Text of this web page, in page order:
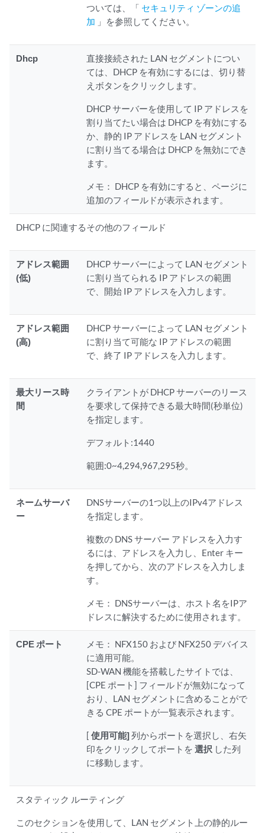
ついては、「 セキュリティ ゾーンの追
加 」を参照してください。
Dhcp
直接接続された LAN セグメントについ
ては、DHCP を有効にするには、切り替
えボタンをクリックします。
DHCP サーバーを使用して IP アドレスを
割り当てたい場合は DHCP を有効にする
か、静的 IP アドレスを LAN セグメント
に割り当てる場合は DHCP を無効にでき
ます。
メモ： DHCP を有効にすると、ページに
追加のフィールドが表示されます。
DHCP に関連するその他のフィールド
アドレス範囲
(低)
DHCP サーバーによって LAN セグメント
に割り当てられる IP アドレスの範囲
で、開始 IP アドレスを入力します。
アドレス範囲
(高)
DHCP サーバーによって LAN セグメント
に割り当て可能な IP アドレスの範囲
で、終了 IP アドレスを入力します。
最大リース時
間
クライアントが DHCP サーバーのリース
を要求して保持できる最大時間(秒単位)
を指定します。
デフォルト:1440
範囲:0~4,294,967,295秒。
ネームサーバ
ー
DNSサーバーの1つ以上のIPv4アドレス
を指定します。
複数の DNS サーバー アドレスを入力す
るには、アドレスを入力し、Enter キー
を押してから、次のアドレスを入力しま
す。
メモ： DNSサーバーは、ホスト名をIPア
ドレスに解決するために使用されます。
CPE ポート メモ： NFX150 および NFX250 デバイス
に適用可能。
SD-WAN 機能を搭載したサイトでは、
[CPE ポート] フィールドが無効になって
おり、LAN セグメントに含めることがで
きる CPE ポートが一覧表示されます。
[使用可能]列からポートを選択し、右矢
印をクリックしてポートを選択 した列
に移動します。
スタティック ルーティング
このセクションを使用して、LAN セグメント上の静的ルー